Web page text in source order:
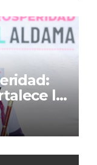
la